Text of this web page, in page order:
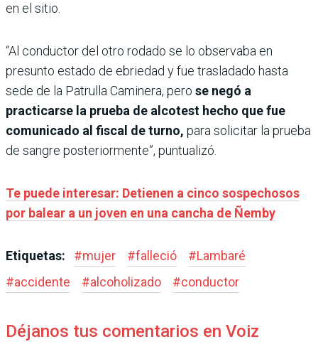
en el sitio.
“Al conductor del otro rodado se lo observaba en
presunto estado de ebriedad y fue trasladado hasta
sede de la Patrulla Caminera, pero se negó a
practicarse la prueba de alcotest hecho que fue
comunicado al fiscal de turno, para solicitar la prueba
de sangre posteriormente”, puntualizó.
Te puede interesar: Detienen a cinco sospechosos
por balear a un joven en una cancha de Ñemby
Etiquetas: #mujer #falleció #Lambaré
#accidente #alcoholizado #conductor
Déjanos tus comentarios en Voiz